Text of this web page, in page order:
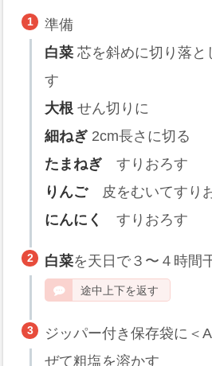
準備
白菜 芯を斜めに切り落と
す
大根 せん切りに
細ねぎ 2cm長さに切る
たまねぎ すりおろす
りんご皮をむいてすり
にんにく
すりおろす
白菜を天日で３〜４時間
途中上下を返す
ジッパー付き保存袋に＜
ぜて粗塩を溶かす